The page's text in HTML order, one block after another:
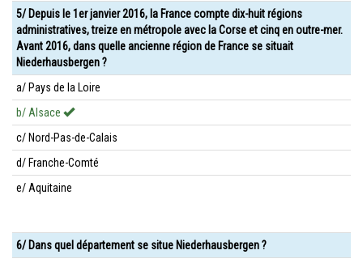
5/ Depuis le 1er janvier 2016, la France compte dix-huit régions
administratives, treize en métropole avec la Corse et cinq en outre-mer.
Avant 2016, dans quelle ancienne région de France se situait
Niederhausbergen ?
a/ Pays de la Loire
b/ Alsace
c/ Nord-Pas-de-Calais
d/ Franche-Comté
e/ Aquitaine
6/ Dans quel département se situe Niederhausbergen ?